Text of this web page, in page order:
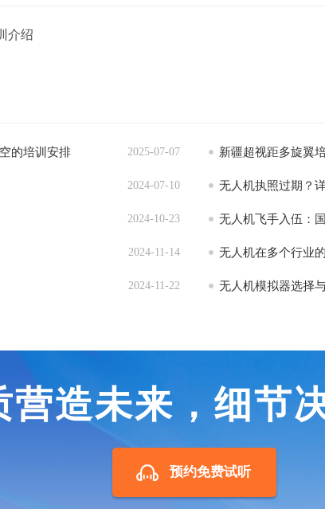
介绍
2025-07-07
的培训安排 新疆超视距多旋翼
2024-07-10 无人机执照过期？
2024-10-23 无人机飞手入伍：
2024-11-14 无人机在多个行业
2024-11-22 无人机模拟器选择
营造未来，细节
预约免费试听